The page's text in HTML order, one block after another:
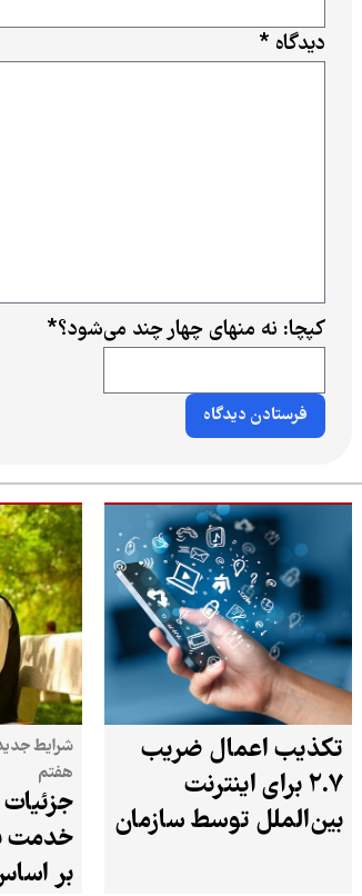
دیدگاه *
کپچا: نه منهای چهار چند می‌شود؟*
تکذیب اعمال ضریب
۲.۷ برای اینترنت
بین‌الملل توسط سازمان
شرایط
هفتم
خدمت
بر